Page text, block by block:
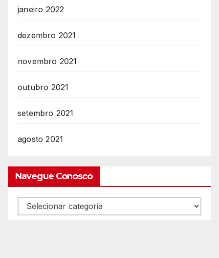
janeiro 2022
dezembro 2021
novembro 2021
outubro 2021
setembro 2021
agosto 2021
Navegue Conosco
Navegue
Conosco